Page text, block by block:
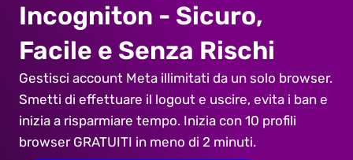
Incogniton - Sicuro,
Facile e Senza Rischi
Gestisci account Meta illimitati da un solo browser.
Smetti di effettuare il logout e uscire, evita i ban e
inizia a risparmiare tempo. Inizia con 10 profili
browser GRATUITI in meno di 2 minuti.